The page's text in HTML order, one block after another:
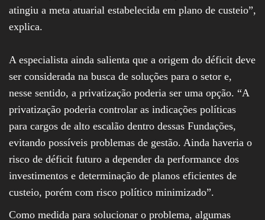
atingiu a meta atuarial estabelecida em plano de custeio”,
explica.
A especialista ainda salienta que a origem do déficit deve
ser considerada na busca de soluções para o setor e,
nesse sentido, a privatização poderia ser uma opção. “A
privatização poderia controlar as indicações políticas
para cargos de alto escalão dentro dessas Fundações,
evitando possíveis problemas de gestão. Ainda haveria o
risco de déficit futuro a depender da performance dos
investimentos e determinação de planos eficientes de
custeio, porém com risco político minimizado”.
Como medida para solucionar o problema, algumas